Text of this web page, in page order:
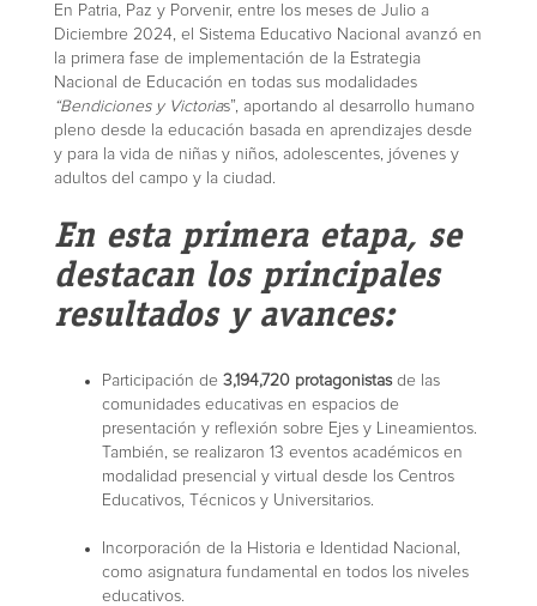
En Patria, Paz y Porvenir, entre los meses de Julio a
Diciembre 2024, el Sistema Educativo Nacional avanzó en
la primera fase de implementación de la Estrategia
Nacional de Educación en todas sus modalidades
“Bendiciones y Victorias”, aportando al desarrollo humano
pleno desde la educación basada en aprendizajes desde
y para la vida de niñas y niños, adolescentes, jóvenes y
adultos del campo y la ciudad.
En esta primera etapa, se
destacan los principales
resultados y avances:
Participación de 3,194,720 protagonistasde las
comunidades educativas en espacios de
presentación y reflexión sobre Ejes y Lineamientos.
También, se realizaron 13 eventos académicos en
modalidad presencial y virtual desde los Centros
Educativos, Técnicos y Universitarios.
Incorporación de la Historia e Identidad Nacional,
como asignatura fundamental en todos los niveles
educativos.